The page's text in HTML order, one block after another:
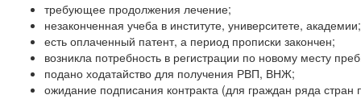
требующее продолжения лечение;
незаконченная учеба в институте, университете, академии;
есть оплаченный патент, а период прописки закончен;
возникла потребность в регистрации по новому месту
подано ходатайство для получения РВП, ВНЖ;
ожидание подписания контракта (для граждан ряда стран